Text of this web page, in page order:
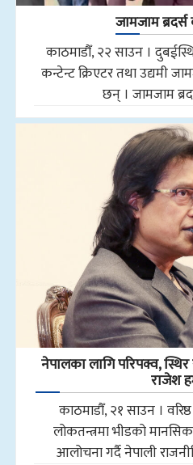
जामजाम
काठमाडौँ, २२ साउन ।
कन्टेन्ट क्रिएटर तथा उद्यमी
छन् । जामजाम
नेपालका लागि परिपक्व,
राजेश
काठमाडौँ, २१ साउन ।
लोकतन्त्रमा भीडको
आलोचना गर्दै नेपाली